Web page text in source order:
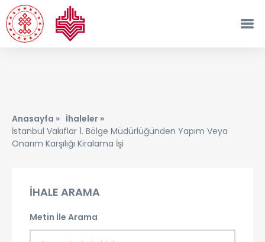
Anasayfa » İhaleler »
İstanbul Vakıflar 1. Bölge Müdürlüğünden Yapım Veya
Onarım Karşılığı Kiralama İşi
İHALE ARAMA
Metin İle Arama